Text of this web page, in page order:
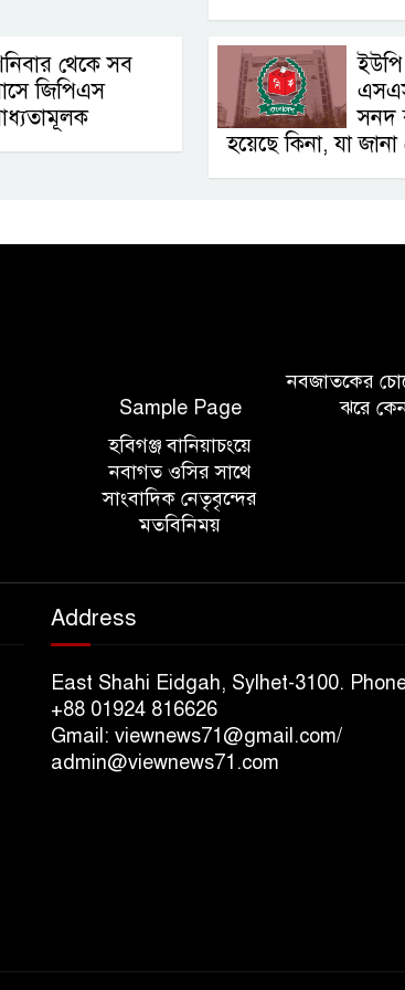
থেকে সব
জিপিএস
ইউপি
সনদ
হয়েছে কিনা, যা
Sample Page
নবজাতকের
ঝরে
হবিগঞ্জ বানিয়াচংয়ে
নবাগত ওসির সাথে
সাংবাদিক নেতৃবৃন্দের
মতবিনিময়
Address
East Shahi Eidgah, Sylhet-3100.
+88 01924 816626
Gmail: viewnews71@gmail.com/
admin@viewnews71.com